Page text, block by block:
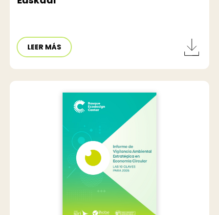
LEER MÁS